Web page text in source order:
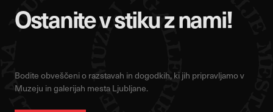
Ostanite v stiku z nami!
Bodite obveščeni o razstavah in dogodkih, ki jih pripravljamo v
Muzeju in galerijah mesta Ljubljane.